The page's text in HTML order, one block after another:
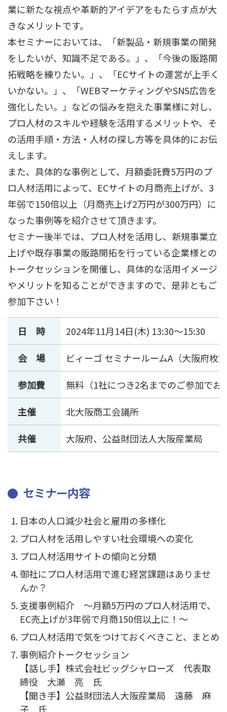
業に新たな視点や革新的アイデアをもたらす点が大
きなメリットです。
本セミナーにおいては、「新製品・新規事業の開発
をしたいが、知識不足である。」、「今後の販路開
拓戦略を練りたい。」、「ECサイトの運営が上手く
いかない。」、「WEBマーケティングやSNS広告を
強化したい。」などの悩みを抱えた事業様に対し、
プロ人材のスキルや経験を活用するメリットや、そ
の活用手順・方法・人材の探し方等を具体的にお伝
えします。
また、具体的な事例として、月額委託費5万円のプ
ロ人材活用によって、ECサイトの月商売上げが、3
年弱で150倍以上（月商売上げ2万円が300万円）に
なった事例等を紹介させて頂きます。
セミナー後半では、プロ人材を活用し、新規事業立
上げや既存事業の販路開拓を行っている企業様との
トークセッションを開催し、具体的な活用イメージ
やメリットを知ることができますので、是非ともご
参加下さい！
日 時 2024年11月14日(木) 13:30～15:30
会 場 ビィーゴ セミナールームA（大阪府枚
参加費 無料（1社につき2名までのご参加でお
主催 北大阪商工会議所
共催 大阪府、公益財団法人大阪産業局
セミナー内容
日本の人口減少社会と雇用の多様化
プロ人材を活用しやすい社会環境への変化
プロ人材活用サイトの傾向と分類
御社にプロ人材活用で進む経営課題はありませ
んか？
支援事例紹介 ～月額5万円のプロ人材活用で、
EC売上げが3年弱で月商150倍以上に！～
プロ人材活用で気をつけておくべきこと、まとめ
事例紹介トークセッション
【話し手】株式会社ビッグシャローズ 代表取
締役 大瀬 亮 氏
【聞き手】公益財団法人大阪産業局 遠藤 麻
子 氏